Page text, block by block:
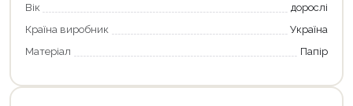
Вік
дорослі
Країна виробник
Україна
Матеріал
Папір